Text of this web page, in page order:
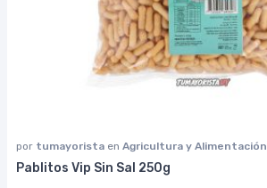
por tumayorista en Agricultura y Alimentación
Pablitos Vip Sin Sal 250g